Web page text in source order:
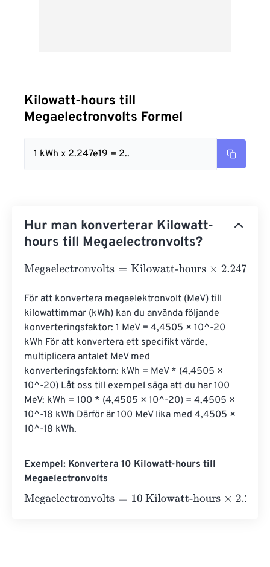
Kilowatt-hours till
Megaelectronvolts Formel
1 kWh x 2.247e19 = 2..
Hur man konverterar Kilowatt-
hours till Megaelectronvolts?
Megaelectronvolts=Kilowatt-hours×2.247e 19
För att konvertera megaelektronvolt (MeV) till
kilowattimmar (kWh) kan du använda följande
konverteringsfaktor: 1 MeV = 4,4505 × 10^-20
kWh För att konvertera ett specifikt värde,
multiplicera antalet MeV med
konverteringsfaktorn: kWh = MeV * (4,4505 ×
10^-20) Låt oss till exempel säga att du har 100
MeV: kWh = 100 * (4,4505 × 10^-20) = 4,4505 ×
10^-18 kWh Därför är 100 MeV lika med 4,4505 ×
10^-18 kWh.
Exempel: Konvertera 10 Kilowatt-hours till
Megaelectronvolts
Megaelectronvolts=10 Kilowatt-hours×2.247e 19 =